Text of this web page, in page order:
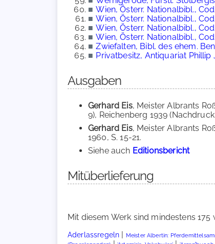
■ Wien, Österr. Nationalbibl.,
■ Wien, Österr. Nationalbibl.,
■ Wien, Österr. Nationalbibl.,
■ Wien, Österr. Nationalbibl.,
■ Zwiefalten, Bibl. des ehem.
■ Privatbesitz, Antiquariat Phillip
Ausgaben
Gerhard Eis, Meister Albrants
9), Reichenberg 1939
Gerhard Eis, Meister Albrants
1960, S. 15-21.
Siehe auch Editionsbericht
Mitüberlieferung
Mit diesem Werk sind mindestens
Aderlassregeln | Meister Albertin: